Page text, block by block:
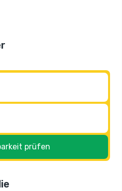
prüfen